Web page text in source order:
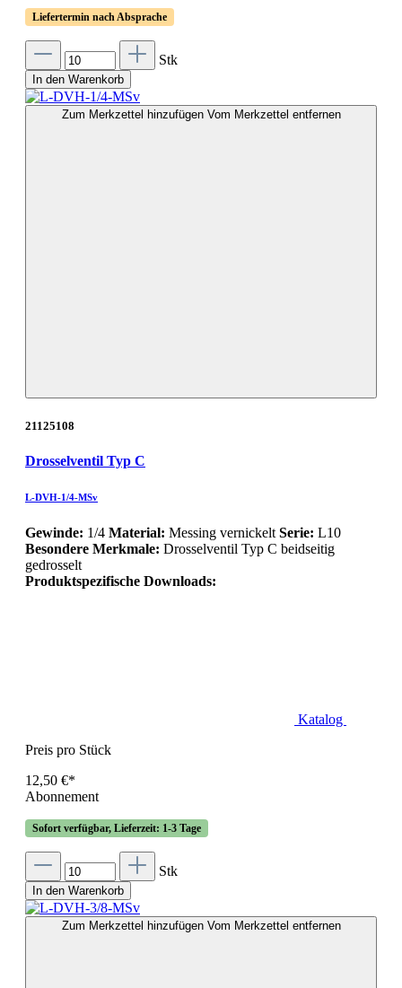
Liefertermin nach Absprache
Stk
In den Warenkorb
Zum Merkzettel hinzufügen Vom Merkzettel entfernen
21125108
Drosselventil Typ C
L-DVH-1/4-MSv
Gewinde: 1/4 Material: Messing vernickelt Serie: L10
Besondere Merkmale: Drosselventil Typ C beidseitig
gedrosselt
Produktspezifische Downloads:
Katalog
Preis pro Stück
12,50 €*
Abonnement
Sofort verfügbar, Lieferzeit: 1-3 Tage
Stk
In den Warenkorb
Zum Merkzettel hinzufügen Vom Merkzettel entfernen